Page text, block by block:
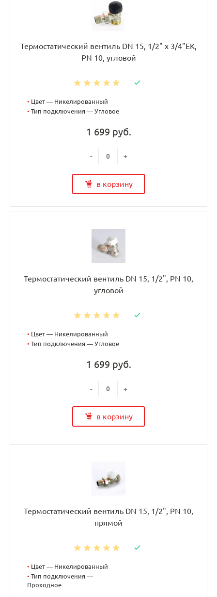
Термостатический вентиль DN 15, 1/2" х 3/4"EK,
PN 10, угловой
• Цвет — Никелированный
• Тип подключения — Угловое
1 699 руб.
- +
в корзину
Термостатический вентиль DN 15, 1/2", PN 10,
угловой
• Цвет — Никелированный
• Тип подключения — Угловое
1 699 руб.
- +
в корзину
Термостатический вентиль DN 15, 1/2", PN 10,
прямой
• Цвет — Никелированный
• Тип подключения —
Проходное